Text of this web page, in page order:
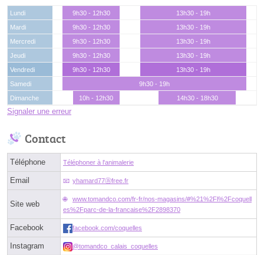
Lundi 9h30 - 12h30
13h30 - 19h
Mardi
9h30 - 12h30
13h30 - 19h
Mercredi
9h30 - 12h30
13h30 - 19h
Jeudi
9h30 - 12h30
13h30 - 19h
Vendredi
9h30 - 12h30
13h30 - 19h
Samedi
9h30 - 19h
Dimanche
10h - 12h30 14h30 - 18h30
Signaler une erreur
Contact
Téléphone Téléphoner à l'animalerie
Email yhamard77ⓐfree.fr
Site web
www.tomandco.com/fr-fr/nos-magasins/#%21%2Fl%2Fcoquell
es%2Fparc-de-la-francaise%2F2898370
Facebook facebook.com/coquelles
Instagram @tomandco_calais_coquelles